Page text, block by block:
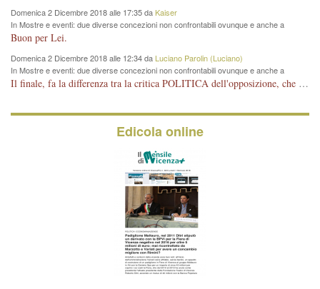
Domenica 2 Dicembre 2018 alle 17:35 daKaiser
In Mostre e eventi: due diverse concezioni non confrontabili ovunque e anche a
Vicenza
Buon per Lei.
Domenica 2 Dicembre 2018 alle 12:34 da Luciano Parolin (Luciano)
In Mostre e eventi: due diverse concezioni non confrontabili ovunque e anche a
Vicenza
Il finale, fa la differenza tra la critica POLITICA dell'opposizione, che ha perso le elezioni ed è minoranza e non trova altri argomenti per politicizzare sul sito qua o là ? La critica d'arte invece è un'altra cosa che lascio agli altri. Per ora mi basta la lezione magistrale del prof. Giulianati.
Edicola online